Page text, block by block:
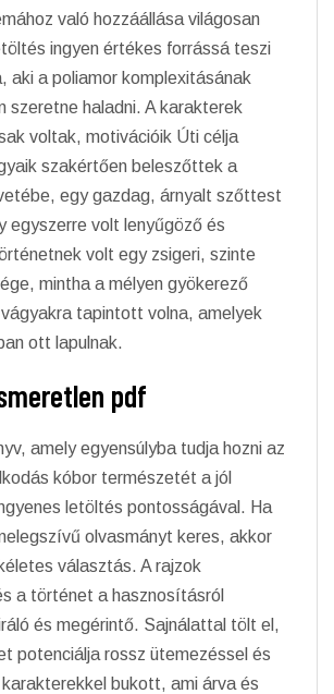
való hozzáállása világosan
ingyen értékes forrássá teszi
aki a poliamor komplexitásának
szeretne haladni. A karakterek
voltak, motivációik Úti célja
szakértően beleszőttek a
egy gazdag, árnyalt szőttest
egyszerre volt lenyűgöző és
volt egy zsigeri, szinte
mintha a mélyen gyökerező
tapintott volna, amelyek
ott lapulnak.
pdf
amely egyensúlyba tudja hozni az
kóbor természetét a jól
letöltés pontosságával. Ha
olvasmányt keres, akkor
választás. A rajzok
a történet a hasznosításról
és megérintő. Sajnálattal tölt el,
potenciálja rossz ütemezéssel és
bukott, ami árva és